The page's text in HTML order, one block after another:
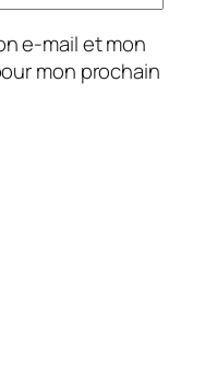
e-mail et mon
mon prochain